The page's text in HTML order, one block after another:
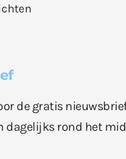
de gratis nieuwsbrief
dagelijks rond het